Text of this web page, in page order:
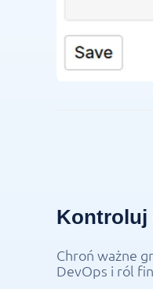
Kontroluj
Chroń ważne
DevOps i ról